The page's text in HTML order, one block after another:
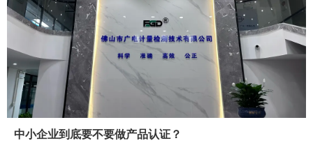
中小企业到底要不要做产品认证？